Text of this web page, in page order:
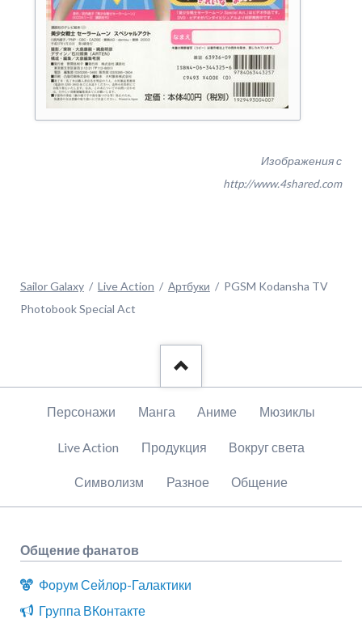
Изображения с
http://www.4shared.com
Sailor Galaxy Live Action Артбуки
PGSM Kodansha TV
Photobook Special Act
Пропустить
Персонажи Манга Аниме Мюзиклы
Live Action Продукция Вокруг света
Символизм Разное Общение
Общение фанатов
Форум Сейлор-Галактики
Группа ВКонтакте